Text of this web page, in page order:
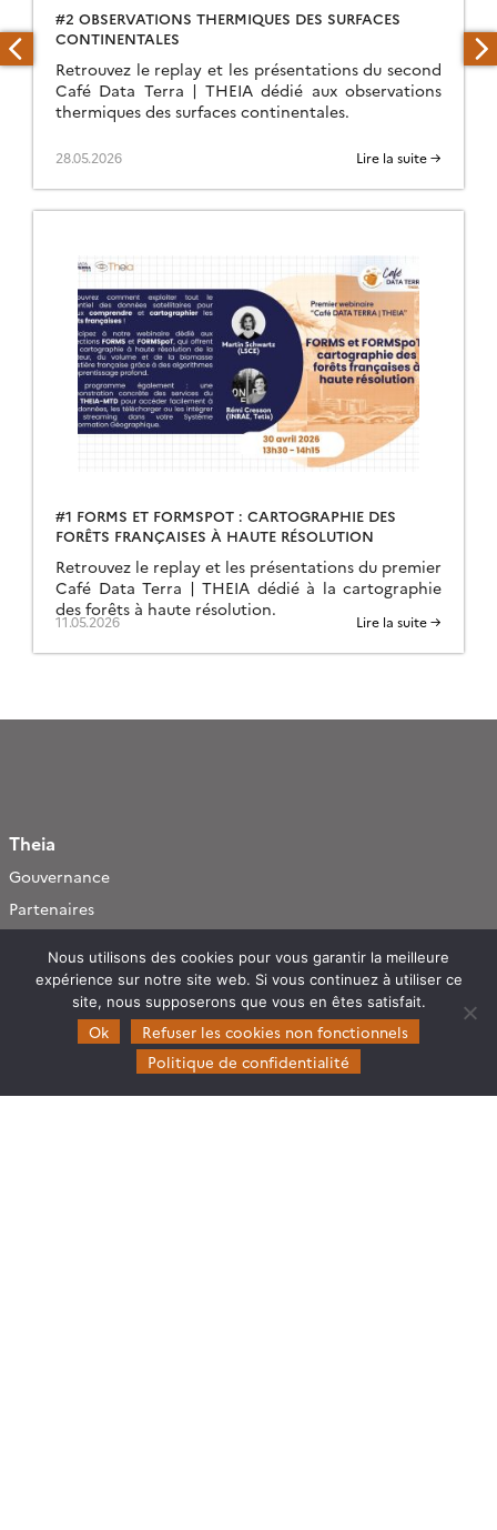
#2 OBSERVATIONS THERMIQUES DES SURFACES
CONTINENTALES
Retrouvez le replay et les présentations du second
Café Data Terra | THEIA dédié aux observations
thermiques des surfaces continentales.
28.05.2026 Lire la suite →
#1 FORMS ET FORMSPOT : CARTOGRAPHIE DES
FORÊTS FRANÇAISES À HAUTE RÉSOLUTION
Retrouvez le replay et les présentations du premier
Café Data Terra | THEIA dédié à la cartographie
des forêts à haute résolution.
11.05.2026 Lire la suite →
Theia
Gouvernance
Partenaires
Domaines d’expertise
CES Cryosphère
CES Imagerie & Radiométrie
CES Occupation des terres
Nous utilisons des cookies pour vous garantir la meilleure
expérience sur notre site web. Si vous continuez à utiliser ce
site, nous supposerons que vous en êtes satisfait.
Ok
Refuser les cookies non fonctionnels
Politique de confidentialité